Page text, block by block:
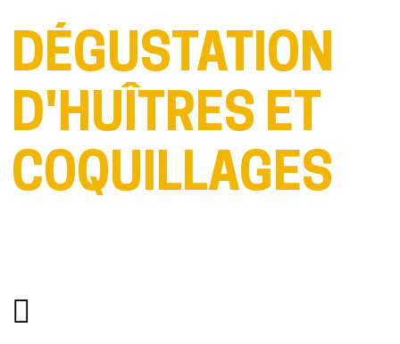
DÉGUSTATION
D'HUÎTRES ET
COQUILLAGES